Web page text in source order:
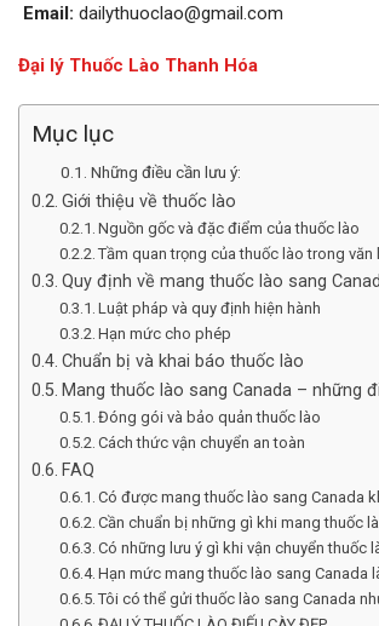
Email: dailythuoclao@gmail.com
Đại lý Thuốc Lào Thanh Hóa
Mục lục
Những điều cần lưu ý:
Giới thiệu về thuốc lào
Nguồn gốc và đặc điểm của thuốc lào
Tầm quan trọng của thuốc lào trong văn
Quy định về mang thuốc lào sang
Luật pháp và quy định hiện hành
Hạn mức cho phép
Chuẩn bị và khai báo thuốc lào
Mang thuốc lào sang Canada – những
Đóng gói và bảo quản thuốc lào
Cách thức vận chuyển an toàn
FAQ
Có được mang thuốc lào sang Canada
Cần chuẩn bị những gì khi mang thuốc
Có những lưu ý gì khi vận chuyển thuốc
Hạn mức mang thuốc lào sang Canada
Tôi có thể gửi thuốc lào sang Canada